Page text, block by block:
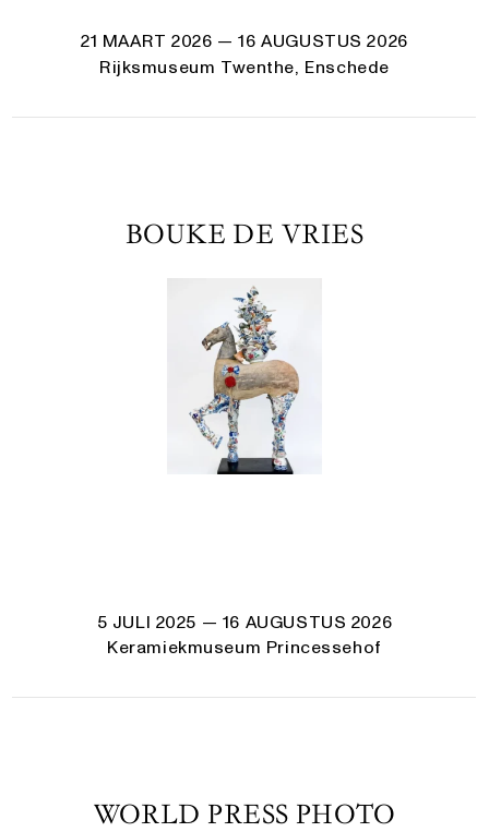
21 MAART 2026 — 16 AUGUSTUS 2026
Rijksmuseum Twenthe, Enschede
BOUKE DE VRIES
5 JULI 2025 — 16 AUGUSTUS 2026
Keramiekmuseum Princessehof
WORLD PRESS PHOTO